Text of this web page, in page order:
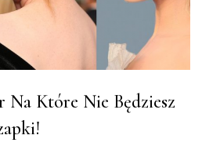
Na Które Nie Będziesz